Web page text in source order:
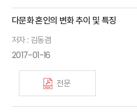
다문화 혼인의 변화 추이 및 특징
저자 : 김동겸
2017-01-16
전문